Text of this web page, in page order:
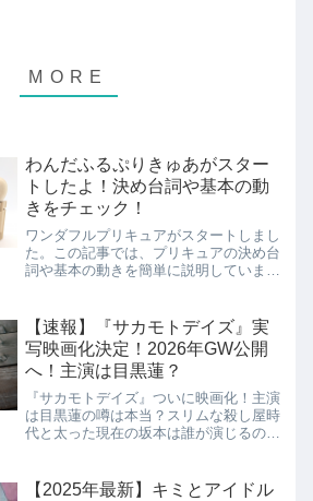
わんだふるぷりきゅあがスター
トしたよ！決め台詞や基本の動
きをチェック！
ワンダフルプリキュアがスタートしまし
た。この記事では、プリキュアの決め台
詞や基本の動きを簡単に説明していま
【速報】『サカモトデイズ』実
写映画化決定！2026年GW公開
へ！主演は目黒蓮？
『サカモトデイズ』ついに映画化！主演
は目黒蓮の噂は本当？スリムな殺し屋時
代と太った現在の坂本は誰が演じるの
【2025年最新】キミとアイドル